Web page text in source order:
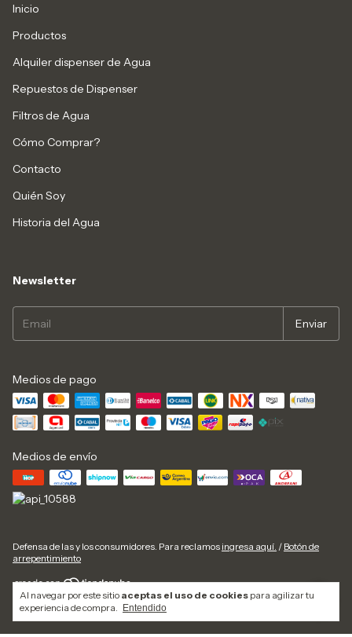
Al navegar por este sitio aceptas el uso de cookies para agilizar tu
experiencia de compra.
Entendido
Inicio
Productos
Alquiler dispenser de Agua
Repuestos de Dispenser
Filtros de Agua
Cómo Comprar?
Contacto
Quién Soy
Historia del Agua
Newsletter
Medios de pago
Medios de envío
Defensa de las y los consumidores. Para reclamos ingresa aquí. / Botón de
arrepentimiento
Copyright Dispenser de Agua - 20286499962 - 2026. Todos los derechos
reservados.